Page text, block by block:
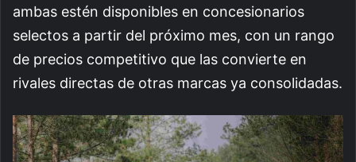
ambas estén disponibles en concesionarios
selectos a partir del próximo mes, con un rango
de precios competitivo que las convierte en
rivales directas de otras marcas ya consolidadas.